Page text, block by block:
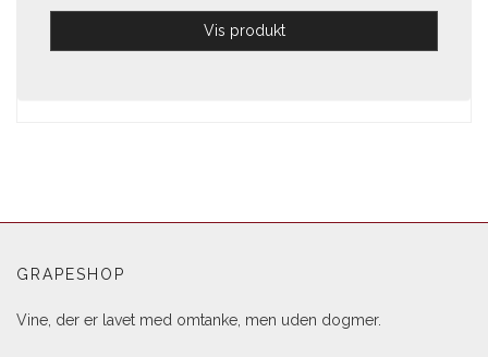
Vis produkt
GRAPESHOP
Vine, der er lavet med omtanke, men uden dogmer.